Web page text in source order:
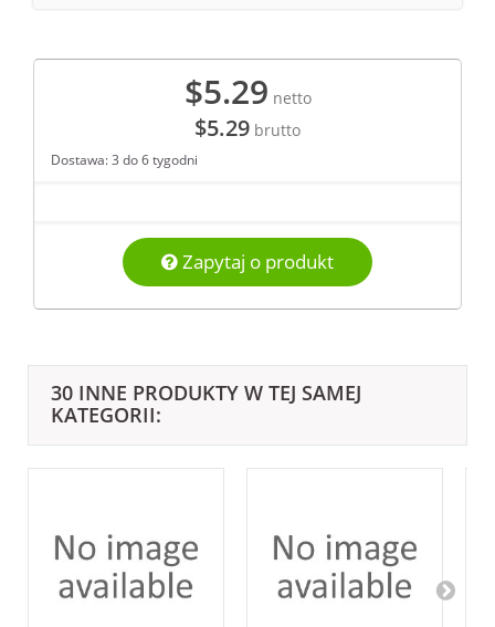
$5.29 netto
$5.29 brutto
Dostawa: 3 do 6 tygodni
Zapytaj o produkt
30 INNE PRODUKTY W TEJ SAMEJ
KATEGORII: